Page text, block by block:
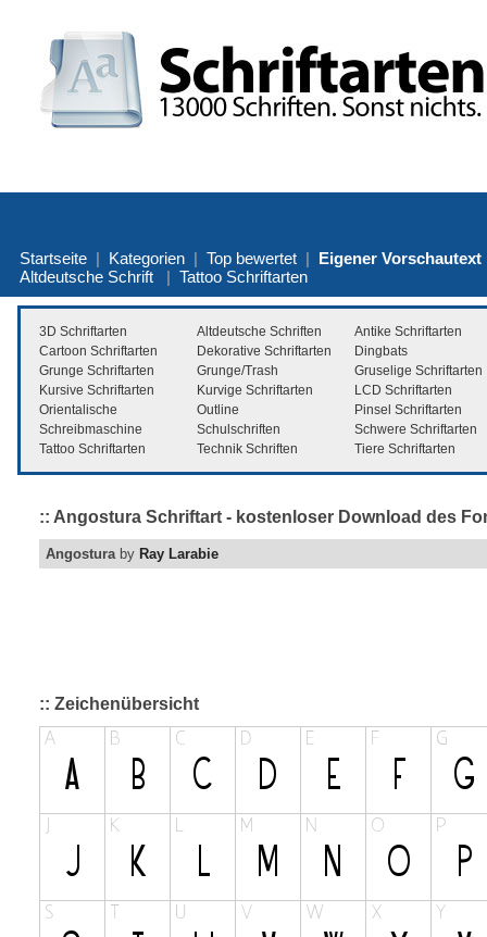
Startseite | Kategorien | Top bewertet | Eigener Vorschautext
Altdeutsche Schrift | Tattoo Schriftarten
3D Schriftarten Altdeutsche Schriften
Antike Schriftarten
Cartoon Schriftarten
Dekorative Schriftarten
Dingbats
Grunge Schriftarten
Grunge/Trash
Gruselige Schriftarten
Kursive Schriftarten
Kurvige Schriftarten
LCD Schriftarten
Orientalische
Outline
Pinsel Schriftarten
Schreibmaschine
Schulschriften
Schwere Schriftarten
Tattoo Schriftarten
Technik Schriften Tiere Schriftarten
:: Angostura Schriftart - kostenloser Download des
Angosturaby Ray Larabie
:: Zeichenübersicht